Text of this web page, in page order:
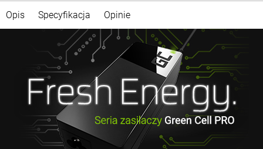
Opis Specyfikacja Opinie